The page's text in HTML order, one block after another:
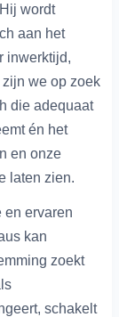
wordt
aan het
inwerktijd,
we op zoek
die adequaat
én het
en onze
laten zien.
en ervaren
kan
zoekt
schakelt